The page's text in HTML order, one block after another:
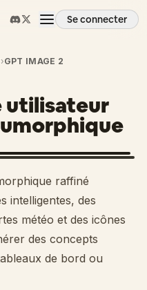
Se connecter
›GPT IMAGE 2
raffiné
intelligentes, des
météo et des icônes
des concepts
de bord ou